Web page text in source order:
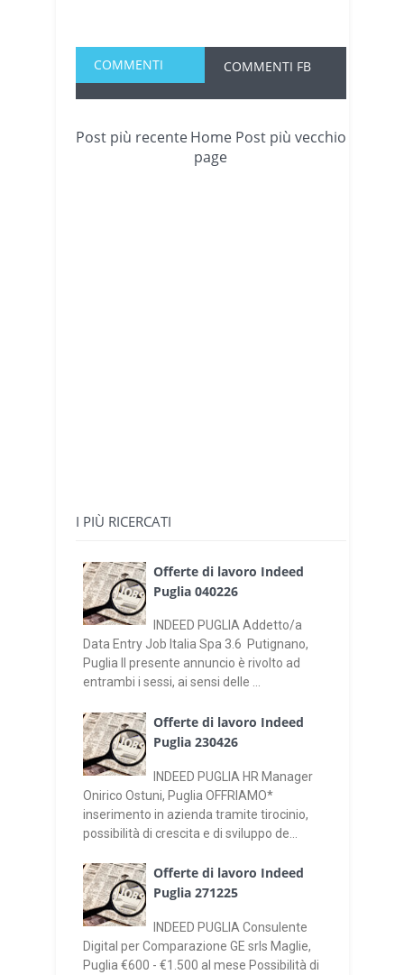
COMMENTI COMMENTI FB
Post più recente Post più vecchio
Home
page
I PIÙ RICERCATI
Offerte di lavoro Indeed
Puglia 040226
INDEED PUGLIA Addetto/a
Data Entry Job Italia Spa 3.6 Putignano,
Puglia Il presente annuncio è rivolto ad
entrambi i sessi, ai sensi delle ...
Offerte di lavoro Indeed
Puglia 230426
INDEED PUGLIA HR Manager
Onirico Ostuni, Puglia OFFRIAMO*
inserimento in azienda tramite tirocinio,
possibilità di crescita e di sviluppo de...
Offerte di lavoro Indeed
Puglia 271225
INDEED PUGLIA Consulente
Digital per Comparazione GE srls Maglie,
Puglia €600 - €1.500 al mese Possibilità di